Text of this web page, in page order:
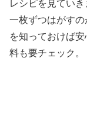
レシピを見てい
一枚ずつはがす
を知っておけば
料も要チェック。